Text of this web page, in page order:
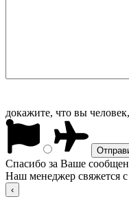
докажите, что вы
Спасибо за Ваше
Наш менеджер свяжется